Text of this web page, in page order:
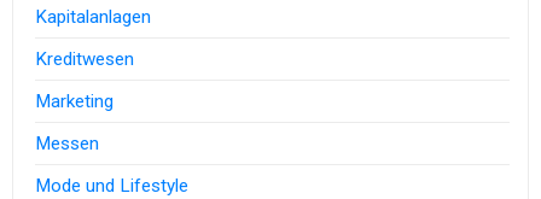
Kapitalanlagen
Kreditwesen
Marketing
Messen
Mode und Lifestyle